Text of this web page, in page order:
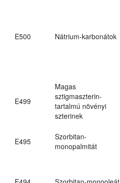
E500 Nátrium-karbonátok
E499
Magas
sztigmaszterin-
tartalmú növényi
szterinek
E495
Szorbitan-
monopalmitát